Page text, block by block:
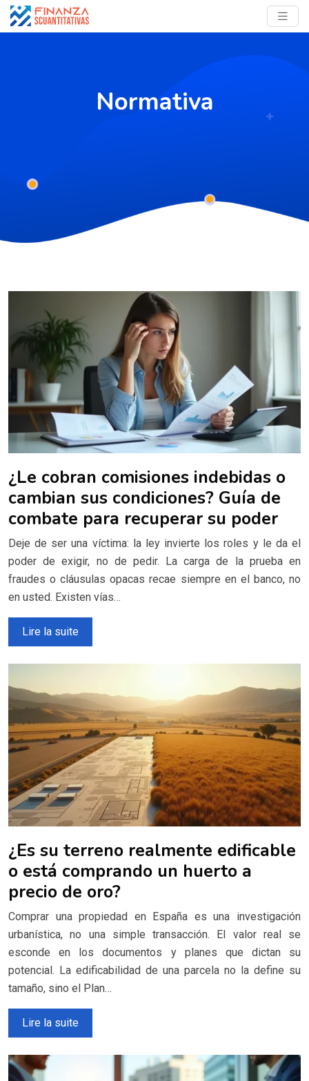
Normativa
¿Le cobran comisiones indebidas o
cambian sus condiciones? Guía de
combate para recuperar su poder
Deje de ser una víctima: la ley invierte los roles y le da el
poder de exigir, no de pedir. La carga de la prueba en
fraudes o cláusulas opacas recae siempre en el banco, no
en usted. Existen vías…
Lire la suite
¿Es su terreno realmente edificable
o está comprando un huerto a
precio de oro?
Comprar una propiedad en España es una investigación
urbanística, no una simple transacción. El valor real se
esconde en los documentos y planes que dictan su
potencial. La edificabilidad de una parcela no la define su
tamaño, sino el Plan…
Lire la suite